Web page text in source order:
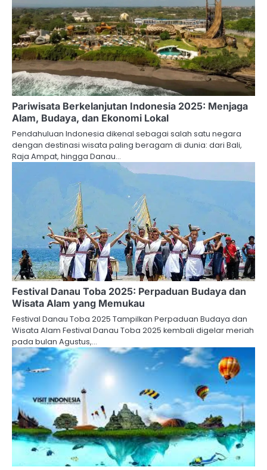
Pariwisata Berkelanjutan Indonesia 2025: Menjaga
Alam, Budaya, dan Ekonomi Lokal
Pendahuluan Indonesia dikenal sebagai salah satu negara
dengan destinasi wisata paling beragam di dunia: dari Bali,
Raja Ampat, hingga Danau…
Festival Danau Toba 2025: Perpaduan Budaya dan
Wisata Alam yang Memukau
Festival Danau Toba 2025 Tampilkan Perpaduan Budaya dan
Wisata Alam Festival Danau Toba 2025 kembali digelar meriah
pada bulan Agustus,…